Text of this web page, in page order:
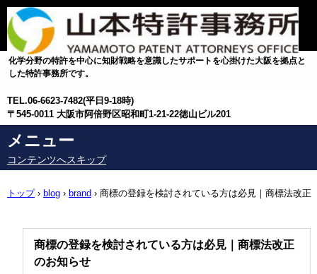
化学分野の特許を中心に知財戦略を意識したサポートを心掛けた大阪を拠点と
した特許事務所です。
TEL.06-6623-7482(平日9-18時)
〒545-0011 大阪市阿倍野区昭和町1-21-22徳山ビル201
メニュー
コンテンツへスキップ
トップ › blog › brand › 商標の登録を検討されている方は必見｜商標法改正
のお知らせ商標の登録を検討されている方は必見｜商標法改正
のお知らせ